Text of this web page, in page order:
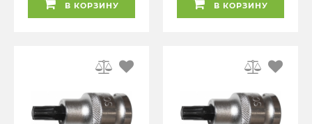
В КОРЗИНУ В КОРЗИНУ